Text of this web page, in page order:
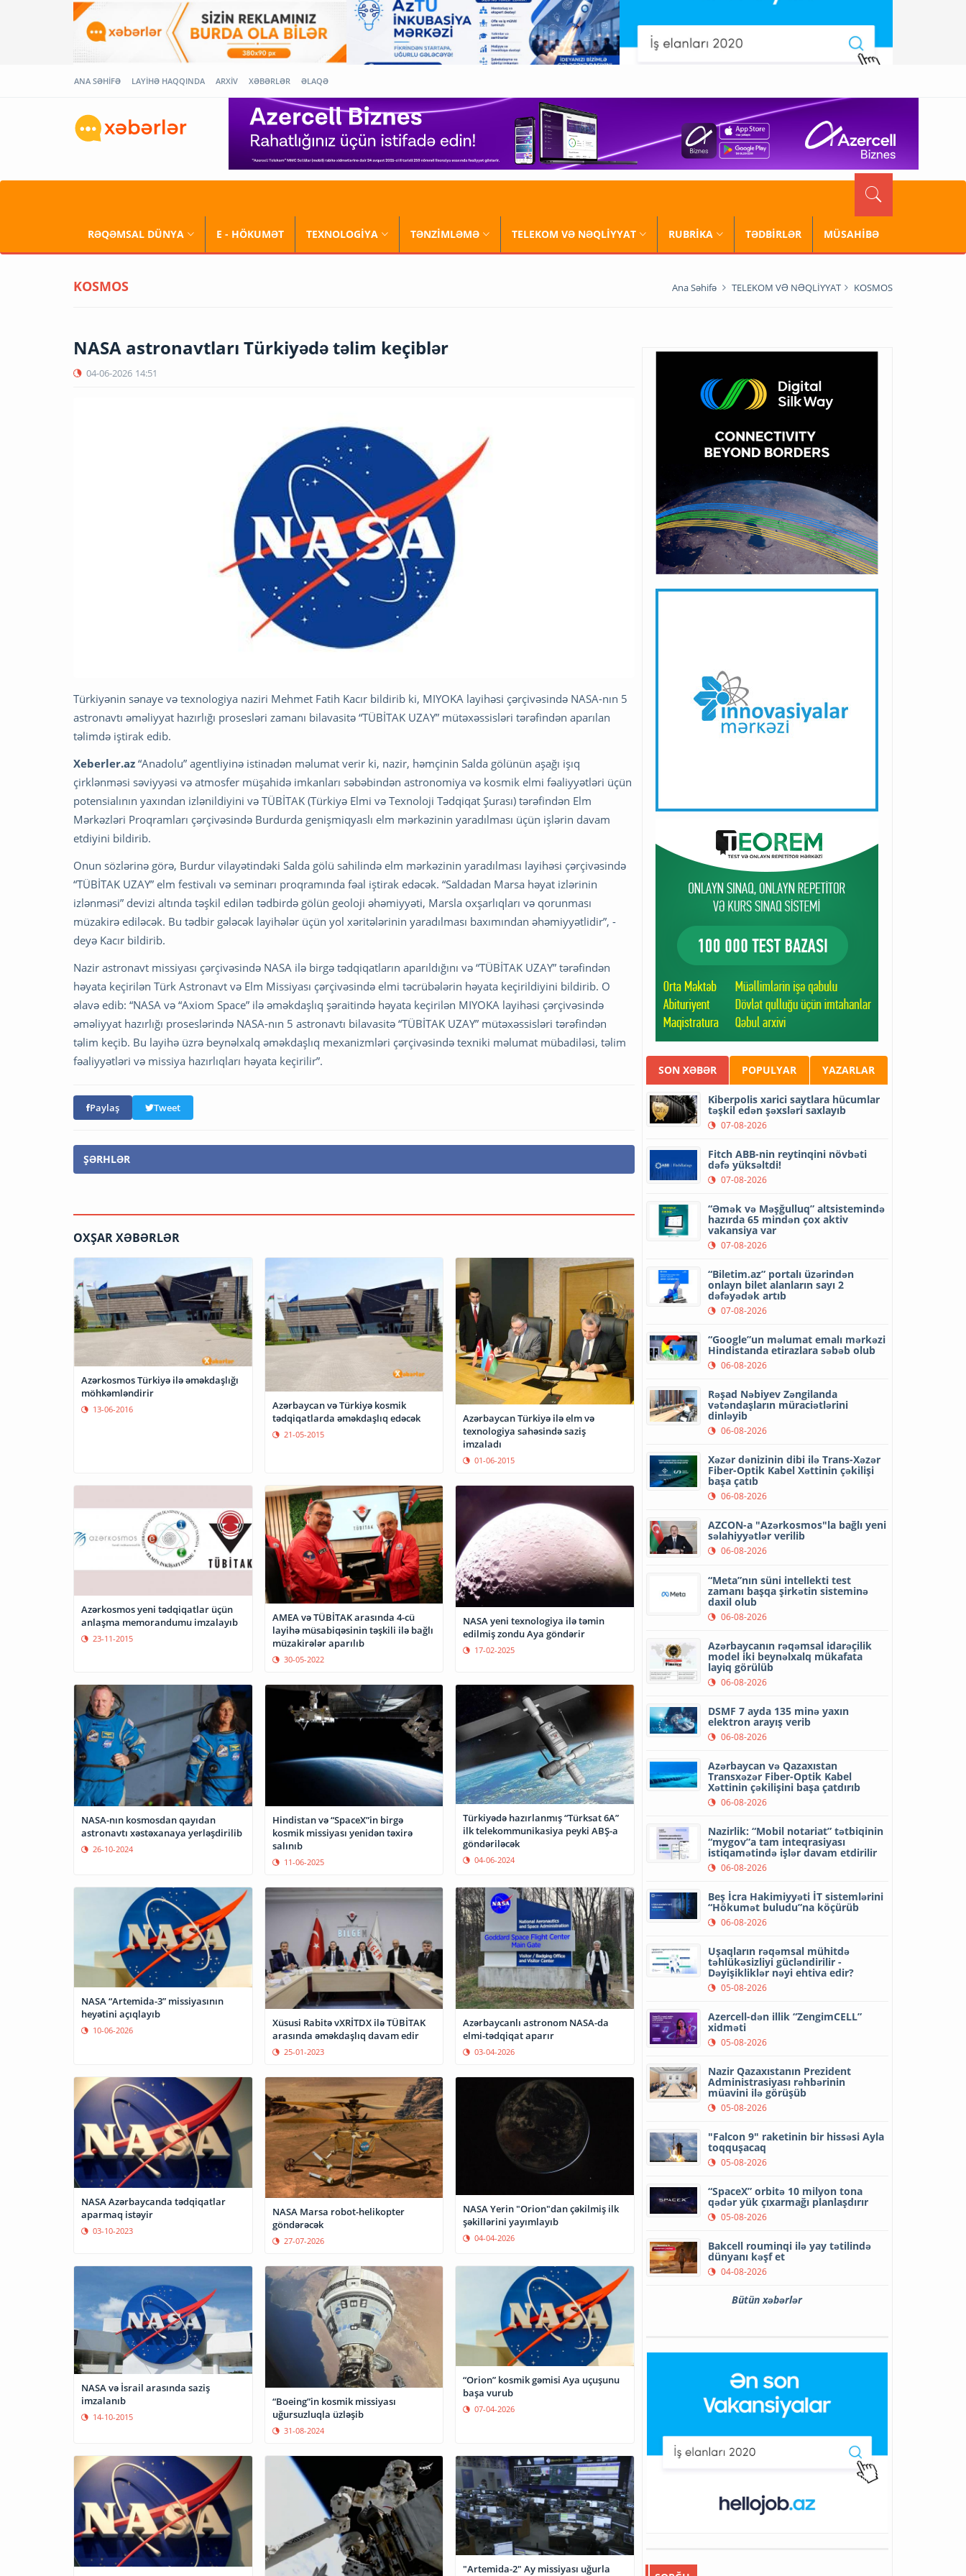
ANA SƏHİFƏ LAYİHƏ HAQQINDA ARXİV XƏBƏRLƏR ƏLAQƏ
RƏQƏMSAL DÜNYA E - HÖKUMƏT TEXNOLOGİYA TƏNZİMLƏMƏ TELEKOM VƏ NƏQLİYYAT RUBRİKA TƏDBİRLƏR MÜSAHİBƏ
KOSMOS Ana Səhifə TELEKOM VƏ NƏQLİYYAT KOSMOS
NASA astronavtları Türkiyədə təlim keçiblər
04-06-2026 14:51
Türkiyənin sənaye və texnologiya naziri Mehmet Fatih Kacır bildirib ki, MIYOKA layihəsi çərçivəsində NASA-nın 5
astronavtı əməliyyat hazırlığı prosesləri zamanı bilavasitə “TÜBİTAK UZAY” mütəxəssisləri tərəfindən aparılan
təlimdə iştirak edib.
Xeberler.az “Anadolu” agentliyinə istinadən məlumat verir ki, nazir, həmçinin Salda gölünün aşağı işıq
çirklənməsi səviyyəsi və atmosfer müşahidə imkanları səbəbindən astronomiya və kosmik elmi fəaliyyətləri üçün
potensialının yaxından izlənildiyini və TÜBİTAK (Türkiyə Elmi və Texnoloji Tədqiqat Şurası) tərəfindən Elm
Mərkəzləri Proqramları çərçivəsində Burdurda genişmiqyaslı elm mərkəzinin yaradılması üçün işlərin davam
etdiyini bildirib.
Onun sözlərinə görə, Burdur vilayətindəki Salda gölü sahilində elm mərkəzinin yaradılması layihəsi çərçivəsində
“TÜBİTAK UZAY” elm festivalı və seminarı proqramında fəal iştirak edəcək. “Saldadan Marsa həyat izlərinin
izlənməsi” devizi altında təşkil edilən tədbirdə gölün geoloji əhəmiyyəti, Marsla oxşarlıqları və qorunması
müzakirə ediləcək. Bu tədbir gələcək layihələr üçün yol xəritələrinin yaradılması baxımından əhəmiyyətlidir”, -
deyə Kacır bildirib.
Nazir astronavt missiyası çərçivəsində NASA ilə birgə tədqiqatların aparıldığını və “TÜBİTAK UZAY” tərəfindən
həyata keçirilən Türk Astronavt və Elm Missiyası çərçivəsində elmi təcrübələrin həyata keçirildiyini bildirib. O
əlavə edib: “NASA və “Axiom Space” ilə əməkdaşlıq şəraitində həyata keçirilən MIYOKA layihəsi çərçivəsində
əməliyyat hazırlığı proseslərində NASA-nın 5 astronavtı bilavasitə “TÜBİTAK UZAY” mütəxəssisləri tərəfindən
təlim keçib. Bu layihə üzrə beynəlxalq əməkdaşlıq mexanizmləri çərçivəsində texniki məlumat mübadiləsi, təlim
fəaliyyətləri və missiya hazırlıqları həyata keçirilir”.
Paylaş Tweet
ŞƏRHLƏR
OXŞAR XƏBƏRLƏR
Azərkosmos Türkiyə ilə əməkdaşlığı
möhkəmləndirir
13-06-2016
Azərbaycan və Türkiyə kosmik
tədqiqatlarda əməkdaşlıq edəcək
21-05-2015
Azərbaycan Türkiyə ilə elm və
texnologiya sahəsində saziş
imzaladı
01-06-2015
Azərkosmos yeni tədqiqatlar üçün
anlaşma memorandumu imzalayıb
23-11-2015
AMEA və TÜBİTAK arasında 4-cü
layihə müsabiqəsinin təşkili ilə bağlı
müzakirələr aparılıb
30-05-2022
NASA yeni texnologiya ilə təmin
edilmiş zondu Aya göndərir
17-02-2025
NASA-nın kosmosdan qayıdan
astronavtı xəstəxanaya yerləşdirilib
26-10-2024
Hindistan və “SpaceX”in birgə
kosmik missiyası yenidən təxirə
salınıb
11-06-2025
Türkiyədə hazırlanmış “Türksat 6A”
ilk telekommunikasiya peyki ABŞ-a
göndəriləcək
04-06-2024
NASA “Artemida-3” missiyasının
heyətini açıqlayıb
10-06-2026
Xüsusi Rabitə vXRİTDX ilə TÜBİTAK
arasında əməkdaşlıq davam edir
25-01-2023
Azərbaycanlı astronom NASA-da
elmi-tədqiqat aparır
03-04-2026
NASA Azərbaycanda tədqiqatlar
aparmaq istəyir
03-10-2023
NASA Marsa robot-helikopter
göndərəcək
27-07-2026
NASA Yerin "Orion"dan çəkilmiş ilk
şəkillərini yayımlayıb
04-04-2026
NASA və İsrail arasında saziş
imzalanıb
14-10-2015
“Boeing”in kosmik missiyası
uğursuzluqla üzləşib
31-08-2024
“Orion” kosmik gəmisi Aya uçuşunu
başa vurub
07-04-2026
"Artemida-2" Ay missiyası uğurla
SON XƏBƏR POPULYAR YAZARLAR
Kiberpolis xarici saytlara hücumlar
təşkil edən şəxsləri saxlayıb
07-08-2026
Fitch ABB-nin reytinqini növbəti
dəfə yüksəltdi!
07-08-2026
“Əmək və Məşğulluq” altsistemində
hazırda 65 mindən çox aktiv
vakansiya var
07-08-2026
“Biletim.az” portalı üzərindən
onlayn bilet alanların sayı 2
dəfəyədək artıb
07-08-2026
“Google”un məlumat emalı mərkəzi
Hindistanda etirazlara səbəb olub
06-08-2026
Rəşad Nəbiyev Zəngilanda
vətəndaşların müraciətlərini
dinləyib
06-08-2026
Xəzər dənizinin dibi ilə Trans-Xəzər
Fiber-Optik Kabel Xəttinin çəkilişi
başa çatıb
06-08-2026
AZCON-a "Azərkosmos"la bağlı yeni
səlahiyyətlər verilib
06-08-2026
“Meta”nın süni intellekti test
zamanı başqa şirkətin sisteminə
daxil olub
06-08-2026
Azərbaycanın rəqəmsal idarəçilik
model iki beynəlxalq mükafata
layiq görülüb
06-08-2026
DSMF 7 ayda 135 minə yaxın
elektron arayış verib
06-08-2026
Azərbaycan və Qazaxıstan
Transxəzər Fiber-Optik Kabel
Xəttinin çəkilişini başa çatdırıb
06-08-2026
Nazirlik: “Mobil notariat” tətbiqinin
“mygov”a tam inteqrasiyası
istiqamətində işlər davam etdirilir
06-08-2026
Beş İcra Hakimiyyəti İT sistemlərini
“Hökumət buludu”na köçürüb
06-08-2026
Uşaqların rəqəmsal mühitdə
təhlükəsizliyi gücləndirilir -
Dəyişikliklər nəyi ehtiva edir?
05-08-2026
Azercell-dən illik “ZengimCELL”
xidməti
05-08-2026
Nazir Qazaxıstanın Prezident
Administrasiyası rəhbərinin
müavini ilə görüşüb
05-08-2026
"Falcon 9" raketinin bir hissəsi Ayla
toqquşacaq
05-08-2026
“SpaceX” orbitə 10 milyon tona
qədər yük çıxarmağı planlaşdırır
05-08-2026
Bakcell rouminqi ilə yay tətilində
dünyanı kəşf et
04-08-2026
Bütün xəbərlər